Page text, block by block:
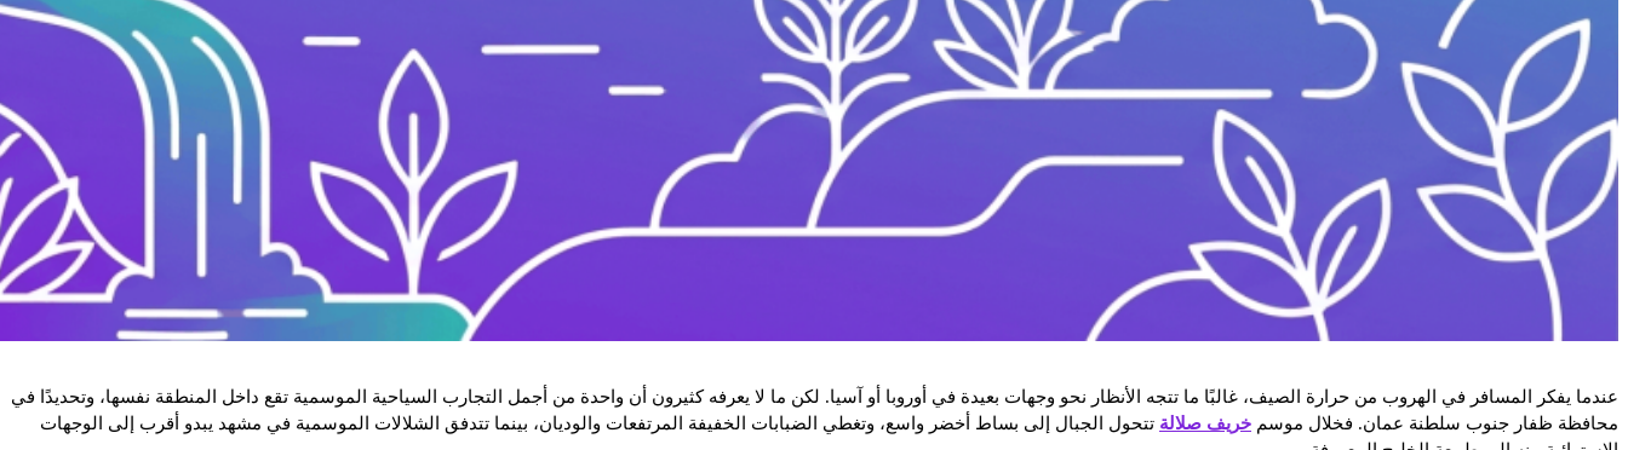
عندما يفكر المسافر في الهروب من حرارة الصيف، غالبًا ما تتجه الأنظار نحو وجهات بعيدة في أوروبا أو آسيا. لكن ما لا يعرفه كثيرون أن واحدة من أجمل التجارب السياحية الموسمية تقع داخل المنطقة نفسها، وتحديدًا في
محافظة ظفار جنوب سلطنة عمان. فخلال موسم خريف صلالة تتحول الجبال إلى بساط أخضر واسع، وتغطي الضبابات الخفيفة المرتفعات والوديان، بينما تتدفق الشلالات الموسمية في مشهد يبدو أقرب إلى الوجهات